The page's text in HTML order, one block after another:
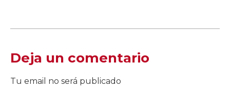
Deja un comentario
Tu email no será publicado